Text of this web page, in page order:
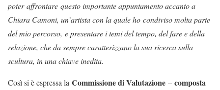
poter affrontare questo importante appuntamento accanto a
Chiara Camoni, un’artista con la quale ho condiviso molta parte
del mio percorso, e presentare i temi del tempo, del fare e della
relazione, che da sempre caratterizzano la sua ricerca sulla
scultura, in una chiave inedita.
Così si è espressa la Commissione di Valutazione – composta